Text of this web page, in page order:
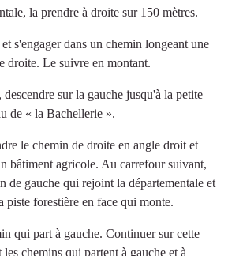
la prendre à droite sur 150 mètres.
s'engager dans un chemin longeant une
droite. Le suivre en montant.
sur la gauche jusqu'à la petite
de « la Bachellerie ».
le chemin de droite en angle droit et
bâtiment agricole. Au carrefour suivant,
de gauche qui rejoint la départementale et
piste forestière en face qui monte.
qui part à gauche. Continuer sur cette
les chemins qui partent à gauche et à